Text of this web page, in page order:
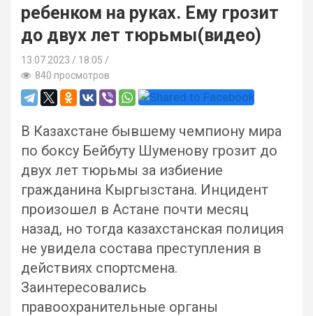
ребенком на руках. Ему грозит
до двух лет тюрьмы(видео)
13.07.2023
18:05 /
840 просмотров
В Казахстане бывшему чемпиону мира
по боксу Бейбуту Шуменову грозит до
двух лет тюрьмы за избиение
гражданина Кыргызстана. Инцидент
произошел в Астане почти месяц
назад, но тогда казахстанская полиция
не увидела состава преступления в
действиях спортсмена.
Заинтересовались
правоохранительные органы